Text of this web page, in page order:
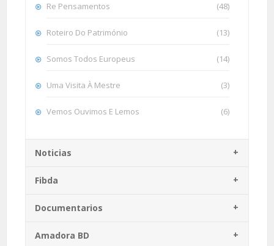
Re Pensamentos (48)
Roteiro Do Património (13)
Somos Todos Europeus (14)
Uma Visita À Mestre (3)
Vemos Ouvimos E Lemos (6)
Noticias
Fibda
Documentarios
Amadora BD